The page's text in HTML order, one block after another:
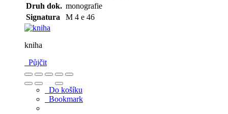
Druh dok. monografie
Signatura
M 4 e 46
kniha
Půjčit
Do košíku
Bookmark